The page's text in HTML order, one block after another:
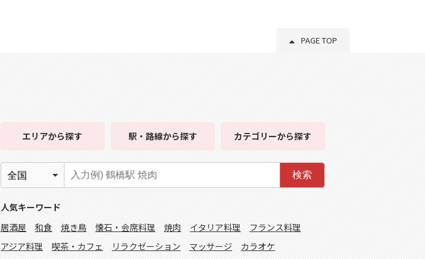
PAGE TOP
エリアから探す 駅・路線から探す カテゴリーから探す
検索
人気キーワード
居酒屋
和食 焼き鳥 懐石・会席料理 焼肉 イタリア料理
フランス料理
アジア料理
喫茶・カフェ リラクゼーション マッサージ カラオケ